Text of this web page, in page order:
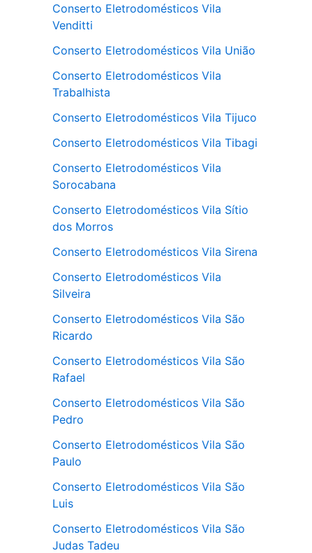
Conserto Eletrodomésticos Vila
Venditti
Conserto Eletrodomésticos Vila União
Conserto Eletrodomésticos Vila
Trabalhista
Conserto Eletrodomésticos Vila Tijuco
Conserto Eletrodomésticos Vila Tibagi
Conserto Eletrodomésticos Vila
Sorocabana
Conserto Eletrodomésticos Vila Sítio
dos Morros
Conserto Eletrodomésticos Vila Sirena
Conserto Eletrodomésticos Vila
Silveira
Conserto Eletrodomésticos Vila São
Ricardo
Conserto Eletrodomésticos Vila São
Rafael
Conserto Eletrodomésticos Vila São
Pedro
Conserto Eletrodomésticos Vila São
Paulo
Conserto Eletrodomésticos Vila São
Luis
Conserto Eletrodomésticos Vila São
Judas Tadeu